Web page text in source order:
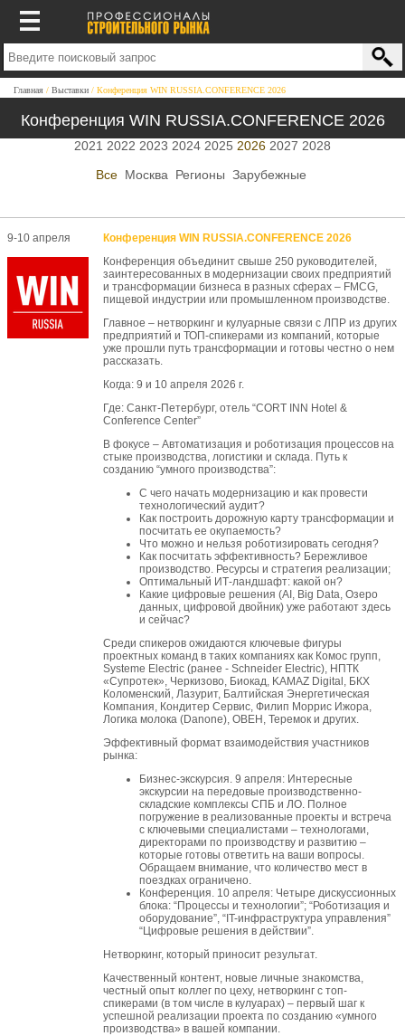
Главная Выставки Конференция WIN RUSSIA.CONFERENCE 2026
Конференция WIN RUSSIA.CONFERENCE 2026
2021 2022 2023 2024 2025 2026 2027 2028
Все Москва Регионы Зарубежные
9-10 апреля
Конференция WIN RUSSIA.CONFERENCE 2026
Конференция объединит свыше 250 руководителей,
заинтересованных в модернизации своих предприятий
и трансформации бизнеса в разных сферах – FMCG,
пищевой индустрии или промышленном производстве.
Главное – нетворкинг и кулуарные связи с ЛПР из других
предприятий и ТОП-спикерами из компаний, которые
уже прошли путь трансформации и готовы честно о нем
рассказать.
Когда: 9 и 10 апреля 2026 г.
Где: Санкт-Петербург, отель “CORT INN Hotel &
Conference Сenter”
В фокусе – Автоматизация и роботизация процессов на
стыке производства, логистики и склада. Путь к
созданию “умного производства”:
С чего начать модернизацию и как провести
технологический аудит?
Как построить дорожную карту трансформации и
посчитать ее окупаемость?
Что можно и нельзя роботизировать сегодня?
Как посчитать эффективность? Бережливое
производство. Ресурсы и стратегия реализации;
Оптимальный ИТ-ландшафт: какой он?
Какие цифровые решения (AI, Big Data, Озеро
данных, цифровой двойник) уже работают здесь
и сейчас?
Среди спикеров ожидаются ключевые фигуры
проектных команд в таких компаниях как Комос групп,
Systeme Electric (ранее - Schneider Electric), НПТК
«Супротек», Черкизово, Биокад, KAMAZ Digital, БКХ
Коломенский, Лазурит, Балтийская Энергетическая
Компания, Кондитер Сервис, Филип Моррис Ижора,
Логика молока (Danone), ОВЕН, Теремок и других.
Эффективный формат взаимодействия участников
рынка:
Бизнес-экскурсия. 9 апреля: Интересные
экскурсии на передовые производственно-
складские комплексы СПБ и ЛО. Полное
погружение в реализованные проекты и встреча
с ключевыми специалистами – технологами,
директорами по производству и развитию –
которые готовы ответить на ваши вопросы.
Обращаем внимание, что количество мест в
поездках ограничено.
Конференция. 10 апреля: Четыре дискуссионных
блока: “Процессы и технологии”; “Роботизация и
оборудование”, “IT-инфраструктура управления”
“Цифровые решения в действии”.
Нетворкинг, который приносит результат.
Качественный контент, новые личные знакомства,
честный опыт коллег по цеху, нетворкинг с топ-
спикерами (в том числе в кулуарах) – первый шаг к
успешной реализации проекта по созданию «умного
производства» в вашей компании.